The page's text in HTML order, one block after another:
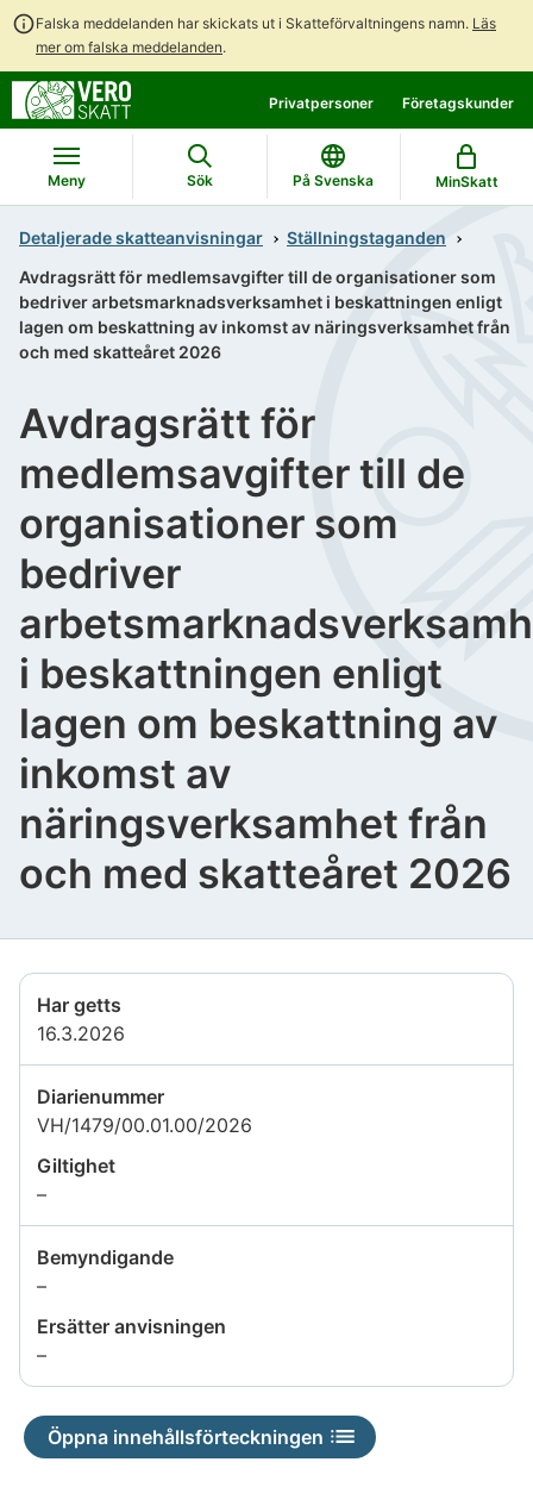
Falska meddelanden har skickats ut i Skatteförvaltningens namn. Läs
mer om falska meddelanden.
direkt
till
innehållet
till
hela
webbplatsens
sökning
Privatpersoner Företagskunder
Meny Sök På Svenska MinSkatt
Detaljerade skatteanvisningar
Ställningstaganden
Avdragsrätt för medlemsavgifter till de organisationer som
bedriver arbetsmarknadsverksamhet i beskattningen enligt
lagen om beskattning av inkomst av näringsverksamhet från
och med skatteåret 2026
Avdragsrätt för
medlemsavgifter till de
organisationer som
bedriver
i beskattningen enligt
lagen om beskattning av
inkomst av
näringsverksamhet från
och med skatteåret 2026
Har getts
16.3.2026
Diarienummer
VH/1479/00.01.00/2026
Giltighet
–Uppgiften
är
inte
Bemyndigande
–Uppgiften
inte
Ersätter anvisningen
–Uppgiften
är
inte
tillgänglig
Öppna innehållsförteckningen